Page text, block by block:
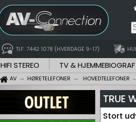
TLF. 7442 1078 (HVERDAGE 9-17)
HIFI STEREO TV & HJEMMEBIOGRAF
AV HØRETELEFONER HOVEDTELEFONER
TRUE
Stort